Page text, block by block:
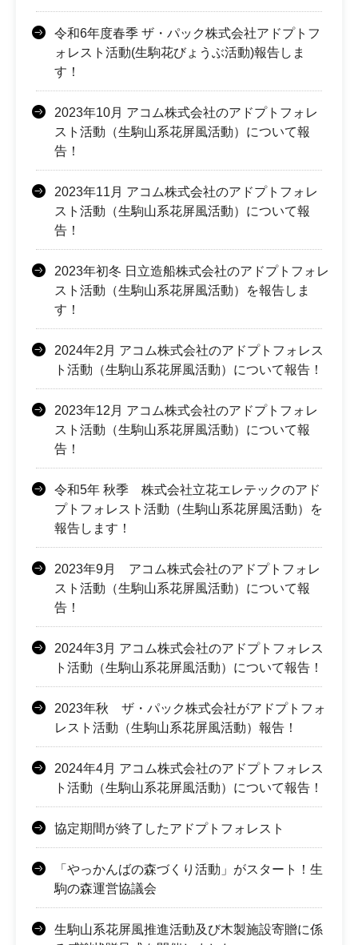
令和6年度春季 ザ・パック株式会社アドプトフ
ォレスト活動(生駒花びょうぶ活動)報告しま
す！
2023年10月 アコム株式会社のアドプトフォレ
スト活動（生駒山系花屏風活動）について報
告！
2023年11月 アコム株式会社のアドプトフォレ
スト活動（生駒山系花屏風活動）について報
告！
2023年初冬 日立造船株式会社のアドプトフォレ
スト活動（生駒山系花屏風活動）を報告しま
す！
2024年2月 アコム株式会社のアドプトフォレス
ト活動（生駒山系花屏風活動）について報告！
2023年12月 アコム株式会社のアドプトフォレ
スト活動（生駒山系花屏風活動）について報
告！
令和5年 秋季 株式会社立花エレテックのアド
プトフォレスト活動（生駒山系花屏風活動）を
報告します！
2023年9月 アコム株式会社のアドプトフォレ
スト活動（生駒山系花屏風活動）について報
告！
2024年3月 アコム株式会社のアドプトフォレス
ト活動（生駒山系花屏風活動）について報告！
2023年秋 ザ・パック株式会社がアドプトフォ
レスト活動（生駒山系花屏風活動）報告！
2024年4月 アコム株式会社のアドプトフォレス
ト活動（生駒山系花屏風活動）について報告！
協定期間が終了したアドプトフォレスト
「やっかんばの森づくり活動」がスタート！生
駒の森運営協議会
生駒山系花屏風推進活動及び木製施設寄贈に係